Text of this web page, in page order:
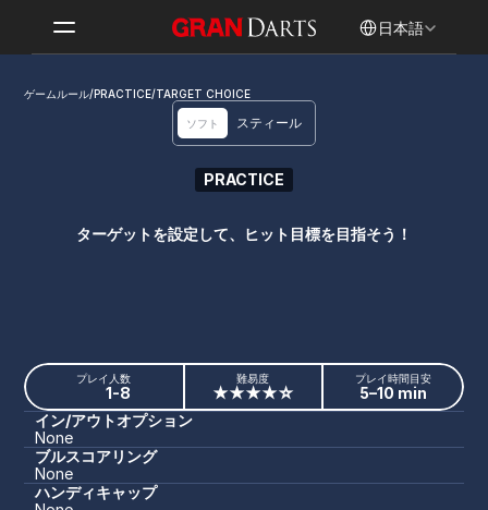
日本語
ソフト スティール
ゲームルール/PRACTICE/TARGET CHOICE
PRACTICE
ターゲットを設定して、ヒット目標を目指そう！
プレイ人数
1-8
難易度
★★★★☆
プレイ時間目安
5–10 min
イン/アウトオプション
None
ブルスコアリング
None
ハンディキャップ